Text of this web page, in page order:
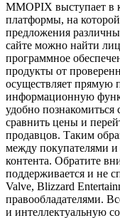
MMOPIX выступает в
платформы, на
предложения
сайте можно найти
программное
продукты от
осуществляет прямую
информационную
удобно
сравнить цены и
продавцов. Таким
между покупателями
контента. Обратите
поддерживается и не
Valve, Blizzard
правообладателями.
и интеллектуальную